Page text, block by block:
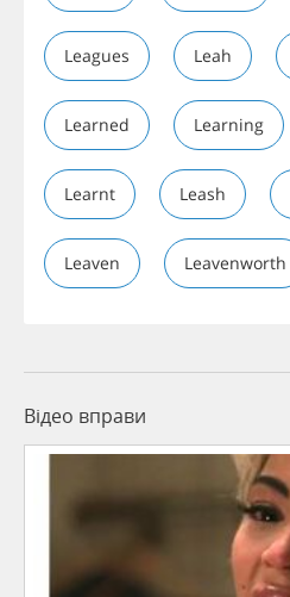
Leagues Leah
Learned Learning
Learnt Leash
Leaven Leavenworth
Відео вправи